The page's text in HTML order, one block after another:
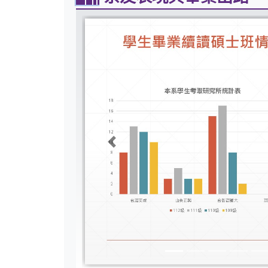
Previous